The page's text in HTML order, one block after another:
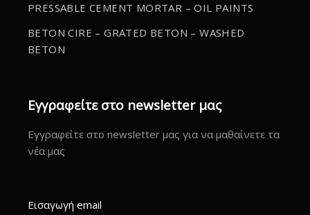
PRESSABLE CEMENT MORTAR – OIL PAINTS
BETON CIRE – GRATED BETON – WASHED
BETON
Εγγραφείτε στο newsletter μας
Εγγραφείτε στο newsletter μας για να μαθαίνετε τα
νέα μας